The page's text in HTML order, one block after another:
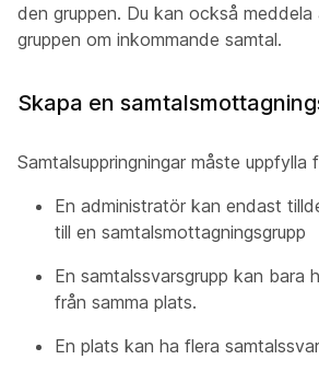
den gruppen. Du kan också meddela
gruppen om inkommande samtal.
Skapa en
Samtalsuppringningar måste uppfylla
En administratör kan endast
till en samtalsmottagningsgrupp
En samtalssvarsgrupp kan bara
från samma plats.
En plats kan ha flera